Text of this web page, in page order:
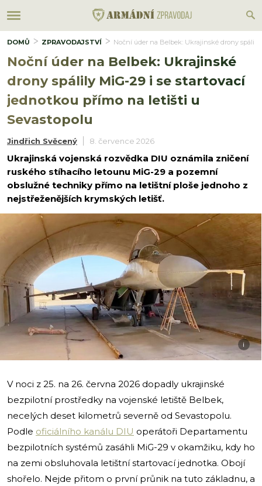
DOMŮ ZPRAVODAJSTVÍ Noční úder na Belbek: Ukrajinské drony
Noční úder na Belbek: Ukrajinské
drony spálily MiG-29 i se startovací
jednotkou přímo na letišti u
Sevastopolu
Jindřich Svěcený 8. července 2026
Ukrajinská vojenská rozvědka DIU oznámila zničení
ruského stíhacího letounu MiG-29 a pozemní
obslužné techniky přímo na letištní ploše jednoho z
nejstřeženějších krymských letišť.
i
V noci z 25. na 26. června 2026 dopadly ukrajinské
bezpilotní prostředky na vojenské letiště Belbek,
necelých deset kilometrů severně od Sevastopolu.
Podle oficiálního kanálu DIU operátoři Departamentu
bezpilotních systémů zasáhli MiG-29 v okamžiku, kdy ho
na zemi obsluhovala letištní startovací jednotka. Obojí
shořelo. Nejde přitom o první průnik na tuto základnu, a